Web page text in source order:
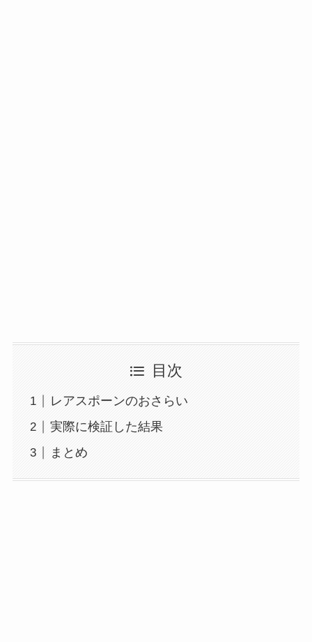
目次
レアスポーンのおさらい
実際に検証した結果
まとめ